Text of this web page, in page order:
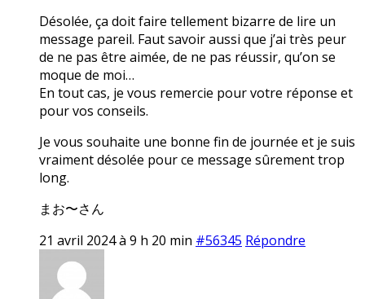
Désolée, ça doit faire tellement bizarre de lire un
message pareil. Faut savoir aussi que j’ai très peur
de ne pas être aimée, de ne pas réussir, qu’on se
moque de moi…
En tout cas, je vous remercie pour votre réponse et
pour vos conseils.
Je vous souhaite une bonne fin de journée et je suis
vraiment désolée pour ce message sûrement trop
long.
まお〜さん
21 avril 2024 à 9 h 20 min #56345 Répondre